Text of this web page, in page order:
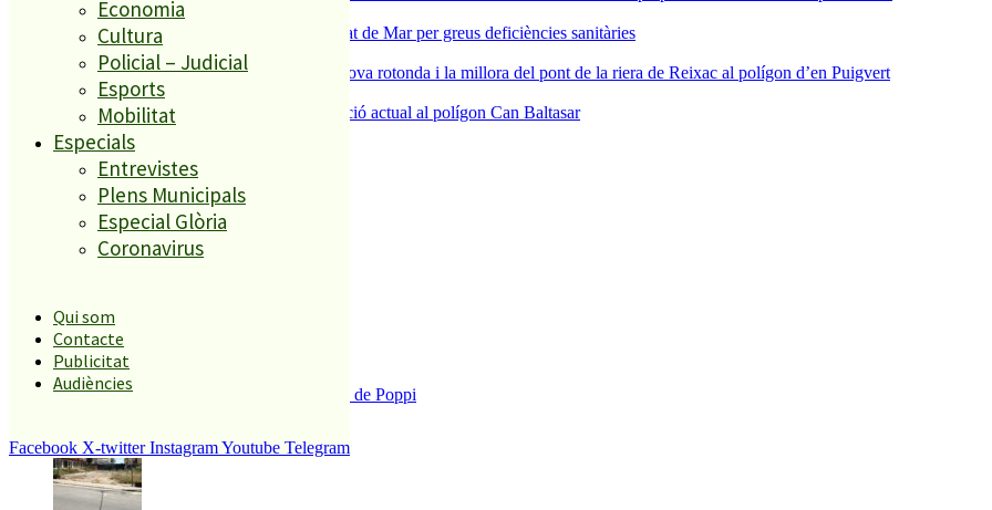
Economia
Cultura
Policial – Judicial
Esports
Mobilitat
Especials
Entrevistes
Plens Municipals
Especial Glòria
Coronavirus
Qui som
Contacte
Publicitat
Audiències
Facebook X-twitter InstagramYoutube Telegram
Tanquen un local de menjar ràpid a Malgrat de Mar per greus deficiències sanitàries
S’aprova definitivament el projecte de la nova rotonda i la millora del pont de la riera de Reixac al polígon d’en Puigvert
La Nau d’Entitats mantindrà la seva ubicació actual al polígon Can Baltasar
El més llegit
ESPORTS CAP DE SETMANA
Enxampat l’autor de les pintades a la plaça de Poppi